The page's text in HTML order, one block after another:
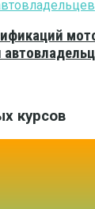
курсов